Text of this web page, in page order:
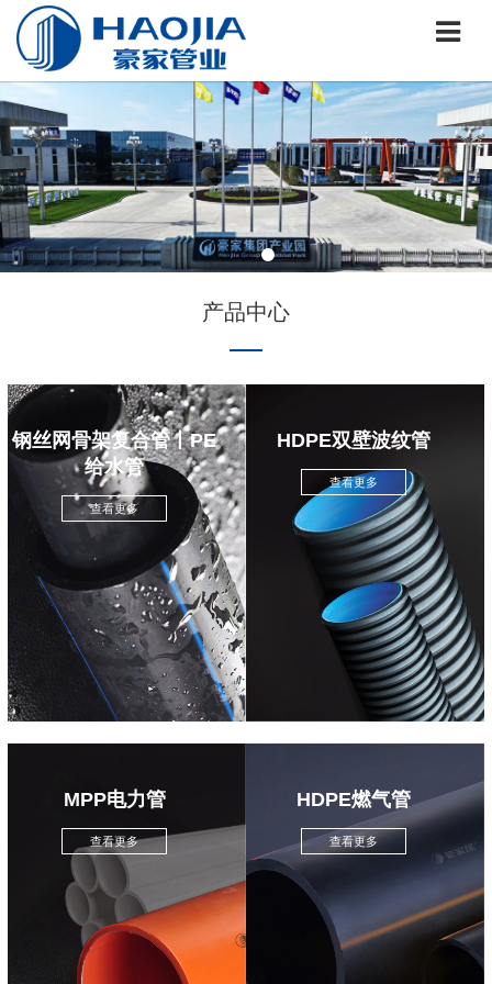
产品中心
钢丝网骨架复合管丨PE
给水管
查看更多
HDPE双壁波纹管
查看更多
MPP电力管
查看更多
HDPE燃气管
查看更多